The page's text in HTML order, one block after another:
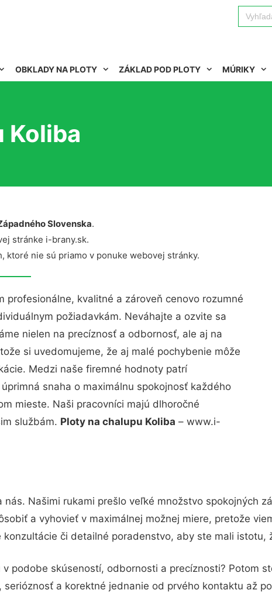
Search
for:
OBKLADY NA PLOTY ZÁKLAD POD PLOTY MÚRIKY
Koliba
Slovenska.
stránke i-brany.sk.
ktoré nie sú priamo v ponuke webovej stránky.
profesionálne, kvalitné a zároveň cenovo rozumné
požiadavkám. Neváhajte a ozvite sa
nielen na precíznosť a odbornosť, ale aj na
si uvedomujeme, že aj malé pochybenie môže
Medzi naše firemné hodnoty patrí
snaha o maximálnu spokojnosť každého
mieste. Naši pracovníci majú dlhoročné
službám. Ploty na chalupu Koliba – www.i-
nás. Našimi rukami prešlo veľké množstvo spokojných
a vyhovieť v maximálnej možnej miere, pretože
či detailné poradenstvo, aby ste mali
podobe skúseností, odbornosti a precíznosti? Potom
a korektné jednanie od prvého kontaktu až